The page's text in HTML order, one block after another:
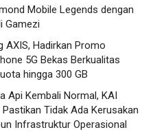
Mobile Legends dengan
Gamezi
AXIS, Hadirkan Promo
5G Bekas Berkualitas
hingga 300 GB
Api Kembali Normal, KAI
Pastikan Tidak Ada Kerusakan
Infrastruktur Operasional